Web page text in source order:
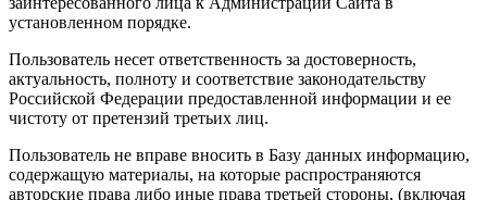
установленном порядке.
Пользователь несет ответственность за достоверность,
актуальность, полноту и соответствие законодательству
Российской Федерации предоставленной информации и ее
чистоту от претензий третьих лиц.
Пользователь не вправе вносить в Базу данных информацию,
содержащую материалы, на которые распространяются
авторские права либо иные права третьей стороны, (включая